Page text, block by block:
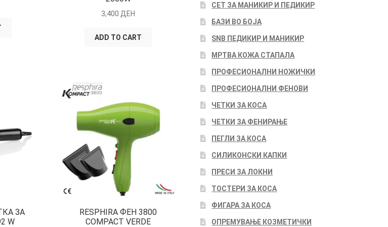
3,400 ДЕН
ADD TO CART
ЗА
W
RESPHIRA ФЕН 3800
COMPACT VERDE
СЕТ ЗА МАНИКИР И ПЕДИКИР
БАЗИ ВО БОЈА
SNB ПЕДИКИР И МАНИКИР
МРТВА КОЖА СТАПАЛА
ПРОФЕСИОНАЛНИ НОЖИЧКИ
ПРОФЕСИОНАЛНИ ФЕНОВИ
ЧЕТКИ ЗА КОСА
ЧЕТКИ ЗА ФЕНИРАЊЕ
ПЕГЛИ ЗА КОСА
СИЛИКОНСКИ КАПКИ
ПРЕСИ ЗА ЛОКНИ
ТОСТЕРИ ЗА КОСА
ФИГАРА ЗА КОСА
ОПРЕМУВАЊЕ КОЗМЕТИЧКИ